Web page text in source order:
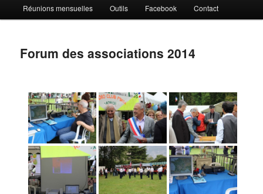
Réunions mensuelles Outils Facebook Contact
Forum des associations 2014